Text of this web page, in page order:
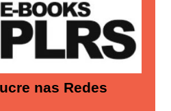
nas Redes